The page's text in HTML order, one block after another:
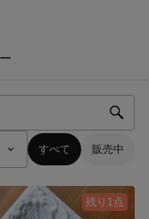
すべて 販売中
残り1点